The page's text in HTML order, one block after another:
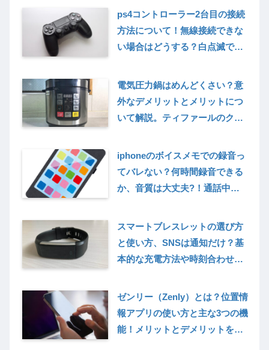
ps4コントローラー2台目の接続
方法について！無線接続できな
い場合はどうする？白点滅で反
対処法について解説
電気圧力鍋はめんどくさい？意
外なデメリットとメリットにつ
いて解説。ティファールのクッ
前に知っておいたほうがいいこ
と
iphoneのボイスメモでの録音っ
てバレない？何時間録音できる
か、音質は大丈夫?！通話中の
方法まで解説
スマートブレスレットの選び方
と使い方、SNSは通知だけ？基
本的な充電方法や時刻合わせま
も！
ゼンリー（Zenly）とは？位置情
報アプリの使い方と主な3つの機
能！メリットとデメリットを解